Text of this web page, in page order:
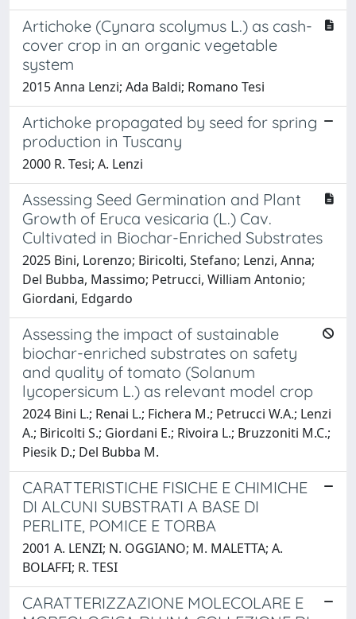
Artichoke (Cynara scolymus L.) as cash-
cover crop in an organic vegetable
system
2015 Anna Lenzi; Ada Baldi; Romano Tesi
Artichoke propagated by seed for spring
production in Tuscany
2000 R. Tesi; A. Lenzi
Assessing Seed Germination and Plant
Growth of Eruca vesicaria (L.) Cav.
Cultivated in Biochar-Enriched Substrates
2025 Bini, Lorenzo; Biricolti, Stefano; Lenzi, Anna;
Del Bubba, Massimo; Petrucci, William Antonio;
Giordani, Edgardo
Assessing the impact of sustainable
biochar-enriched substrates on safety
and quality of tomato (Solanum
lycopersicum L.) as relevant model crop
2024 Bini L.; Renai L.; Fichera M.; Petrucci W.A.; Lenzi
A.; Biricolti S.; Giordani E.; Rivoira L.; Bruzzoniti M.C.;
Piesik D.; Del Bubba M.
CARATTERISTICHE FISICHE E CHIMICHE
DI ALCUNI SUBSTRATI A BASE DI
PERLITE, POMICE E TORBA
2001 A. LENZI; N. OGGIANO; M. MALETTA; A.
BOLAFFI; R. TESI
CARATTERIZZAZIONE MOLECOLARE E